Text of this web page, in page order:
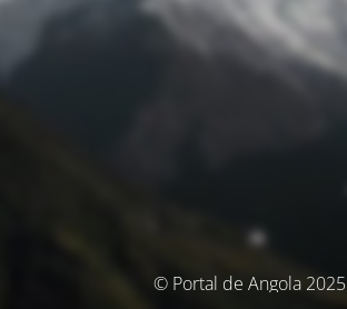
© Portal de Angola 2025